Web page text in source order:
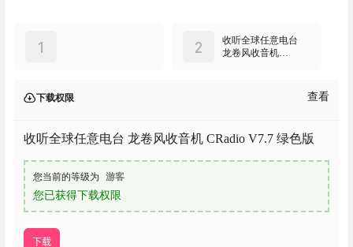
1
收听全球任意电台
龙卷风收音机
2
下载权限 查看
收听全球任意电台 龙卷风收音机 CRadio V7.7 绿色版
您当前的等级为 游客
您已获得下载权限
下载